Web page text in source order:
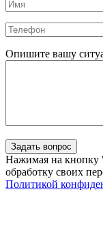
Опишите вашу
Нажимая на кнопку
обработку своих
Политикой